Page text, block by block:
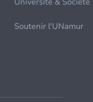
Soutenir l'UNamur